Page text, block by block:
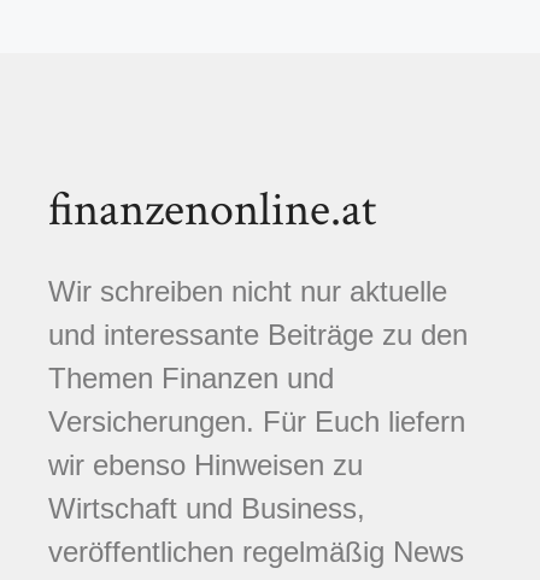
finanzenonline.at
Wir schreiben nicht nur aktuelle
und interessante Beiträge zu den
Themen Finanzen und
Versicherungen. Für Euch liefern
wir ebenso Hinweisen zu
Wirtschaft und Business,
veröffentlichen regelmäßig News